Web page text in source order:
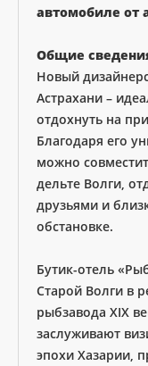
автомобиле от
Общие
Новый
Астрахани –
отдохнуть на
Благодаря его
можно
дельте Волги,
друзьями и
обстановке.
Бутик-отель
Старой Волги в
рыбзавода ХIХ
заслуживают
эпохи Хазарии,